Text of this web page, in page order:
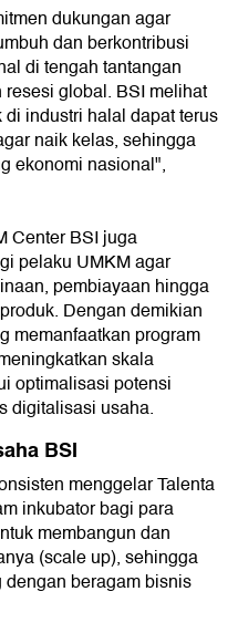
dukungan agar
dan berkontribusi
di tengah tantangan
global. BSI melihat
industri halal dapat terus
naik kelas, sehingga
ekonomi nasional",
Center BSI juga
pelaku UMKM agar
pembiayaan hingga
Dengan demikian
memanfaatkan program
skala
optimalisasi potensi
digitalisasi usaha.
BSI
menggelar Talenta
inkubator bagi para
membangun dan
(scale up), sehingga
beragam bisnis